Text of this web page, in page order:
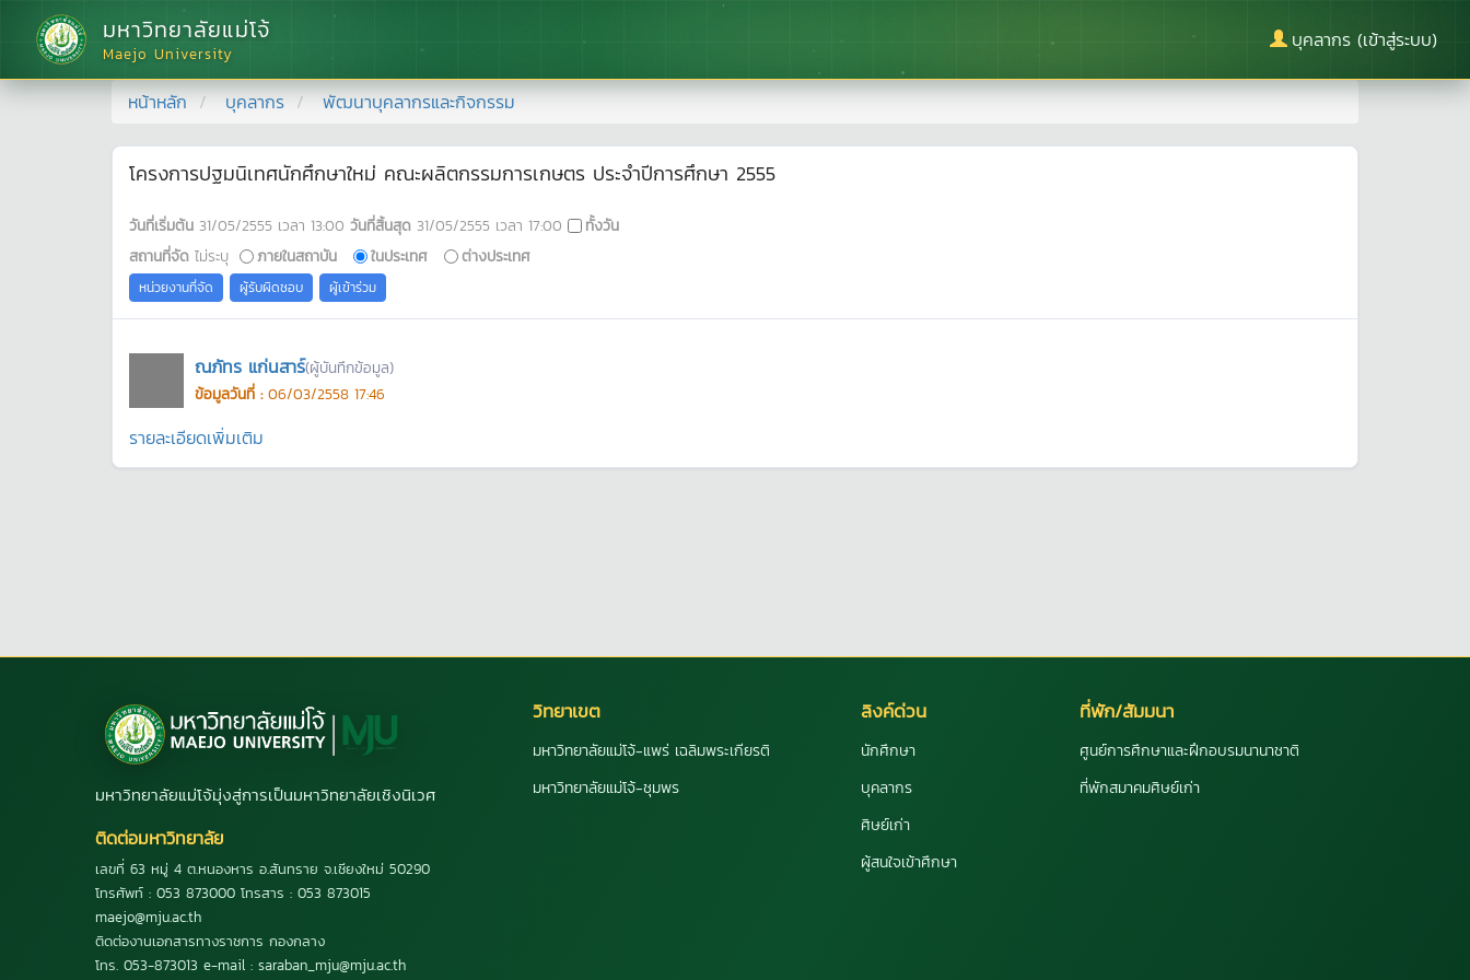
มหาวิทยาลัยแม่โจ้
Maejo University
บุคลากร (เข้าสู่ระบบ)
หน้าหลัก บุคลากร พัฒนาบุคลากรและกิจกรรม
โครงการปฐมนิเทศนักศึกษาใหม่ คณะผลิตกรรมการเกษตร ประจำปีการศึกษา 2555
วันที่เริ่มต้น 31/05/2555 เวลา 13:00 วันที่สิ้นสุด 31/05/2555 เวลา 17:00
ทั้งวัน
สถานที่จัด ไม่ระบุ ภายในสถาบัน ในประเทศ ต่างประเทศ
หน่วยงานที่จัด ผู้รับผิดชอบ ผู้เข้าร่วม
ณภัทร แก่นสาร์(ผู้บันทึกข้อมูล)
ข้อมูลวันที่ : 06/03/2558 17:46
รายละเอียดเพิ่มเติม
มหาวิทยาลัยแม่โจ้มุ่งสู่การเป็นมหาวิทยาลัยเชิงนิเวศ
ติดต่อมหาวิทยาลัย
เลขที่ 63 หมู่ 4 ต.หนองหาร อ.สันทราย จ.เชียงใหม่ 50290
โทรศัพท์ : 053 873000 โทรสาร : 053 873015
maejo@mju.ac.th
ติดต่องานเอกสารทางราชการ กองกลาง
โทร. 053-873013 e-mail : saraban_mju@mju.ac.th
วิทยาเขต
มหาวิทยาลัยแม่โจ้-แพร่ เฉลิมพระเกียรติ
มหาวิทยาลัยแม่โจ้-ชุมพร
ลิงค์ด่วน
นักศึกษา
บุคลากร
ศิษย์เก่า
ผู้สนใจเข้าศึกษา
ที่พัก/สัมมนา
ศูนย์การศึกษาและฝึกอบรมนานาชาติ
ที่พักสมาคมศิษย์เก่า